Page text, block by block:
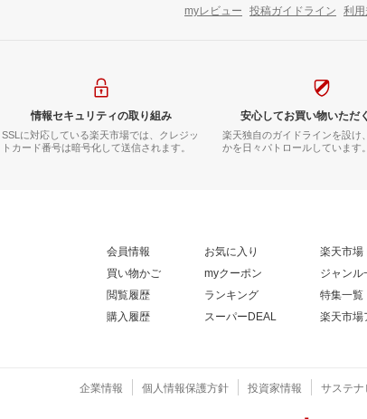
myレビュー 投稿ガイドライン 利用
情報セキュリティの取り組み
SSLに対応している楽天市場では、クレジッ
トカード番号は暗号化して送信されます。
安心してお買い物いただ
楽天独自のガイドラインを設け
かを日々パトロールしています。
会員情報
買い物かご
閲覧履歴
購入履歴
お気に入り
myクーポン
ランキング
スーパーDEAL
楽天市場
ジャンル
特集一覧
楽天市場
企業情報 個人情報保護方針 投資家情報 サステナ